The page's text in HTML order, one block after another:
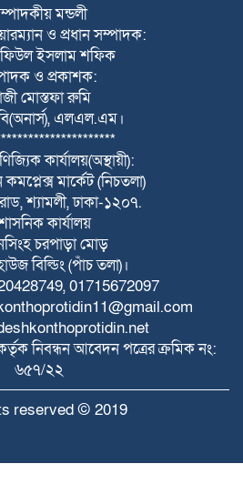
উন্নত শিক্ষার পরিবেশ গড়তে চার
প্রতিষ্ঠানে নতুন ভবনের শুভ উদ্বোধন
সংসদ সদস্য মোঃ রবিউল আওয়াল
সদ্য যোগদানকৃত উপজেলা নির্বাহী
এর পরিচিতি ও মতবিনিময় অনুষ্ঠিত
নুরুল ইসলাম মনি,এমপি এর সঙ্গে
নেতা মাইনুল আলম খান কনক এর
সাক্ষাৎ
দুয়াজানী উত্তর পাড়ায় গণসংযোগ ও
সাথে মতবিনিময় করলেন সদর
প্রার্থী গোলাম মোস্তফা গোলাম
মন্ডলী
ও প্রধান সম্পাদক:
ইসলাম শফিক
ও প্রকাশক:
মোস্তফা রুমি
এলএল.এম।
কার্যালয়(অস্থায়ী):
কমপ্লেক্স মার্কেট (নিচতলা)
শ্যামলী, ঢাকা-১২০৭.
কার্যালয়
চরপাড়া মোড়
বিল্ডিং (পাঁচ তলা)।
01715672097
নিবন্ধন আবেদন পত্রের ক্রমিক নং:
৬৫৭/২২
reserved © 2019